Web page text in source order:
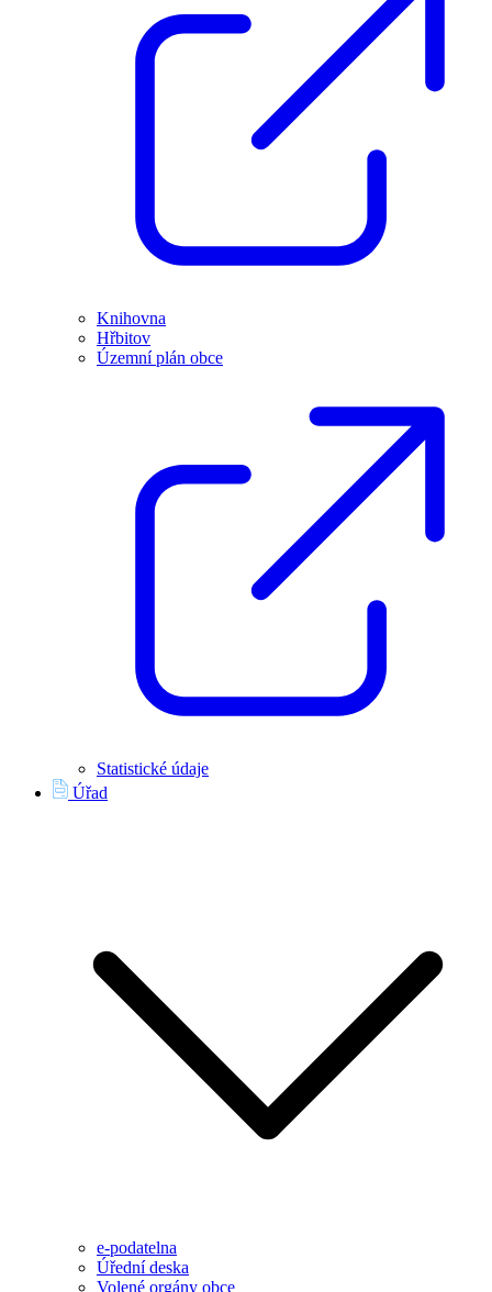
Knihovna
Hřbitov
Územní plán obce
Statistické údaje
Úřad
e-podatelna
Úřední deska
Volené orgány obce